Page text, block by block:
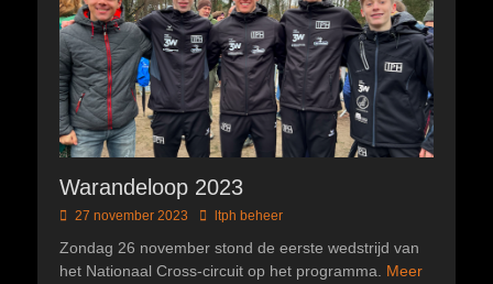
Warandeloop 2023
Geplaatst
27 november 2023 Authorltph beheer
Zondag 26 november stond de eerste wedstrijd van
het Nationaal Cross-circuit op het programma. Meer